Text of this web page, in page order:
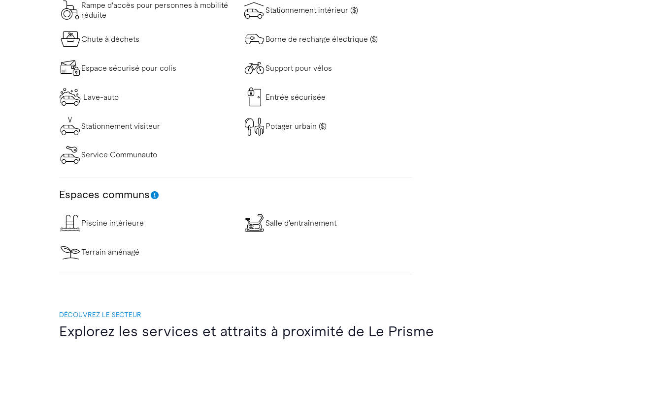
Rampe d'accès pour personnes à mobilité
réduite
Stationnement intérieur ($)
Chute à déchets Borne de recharge électrique ($)
Espace sécurisé pour colis Support pour vélos
Lave-auto Entrée sécurisée
Stationnement visiteur Potager urbain ($)
Service Communauto
Espaces communs
Piscine intérieure Salle d’entraînement
Terrain aménagé
DÉCOUVREZ LE SECTEUR
Explorez les services et attraits à proximité de Le Prisme